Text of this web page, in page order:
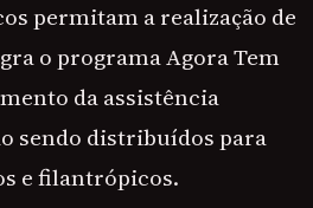
permitam a realização de
o programa Agora Tem
da assistência
sendo distribuídos para
e filantrópicos.